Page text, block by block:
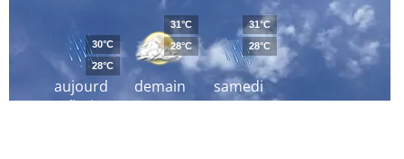
aujourd
´hui
30°C
28°C
demain
31°C
28°C
samedi
31°C
28°C